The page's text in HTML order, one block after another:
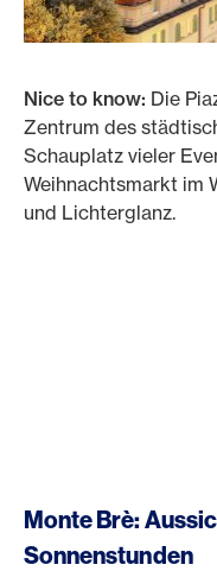
Nice to know: Die
Zentrum des
Schauplatz vieler
Weihnachtsmarkt im
und Lichterglanz.
Monte Brè:
Sonnenstunden